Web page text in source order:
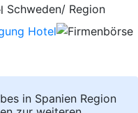
Schweden/ Region
in Spanien Region